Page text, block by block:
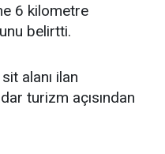
6 kilometre
belirtti.
alanı ilan
turizm açısından